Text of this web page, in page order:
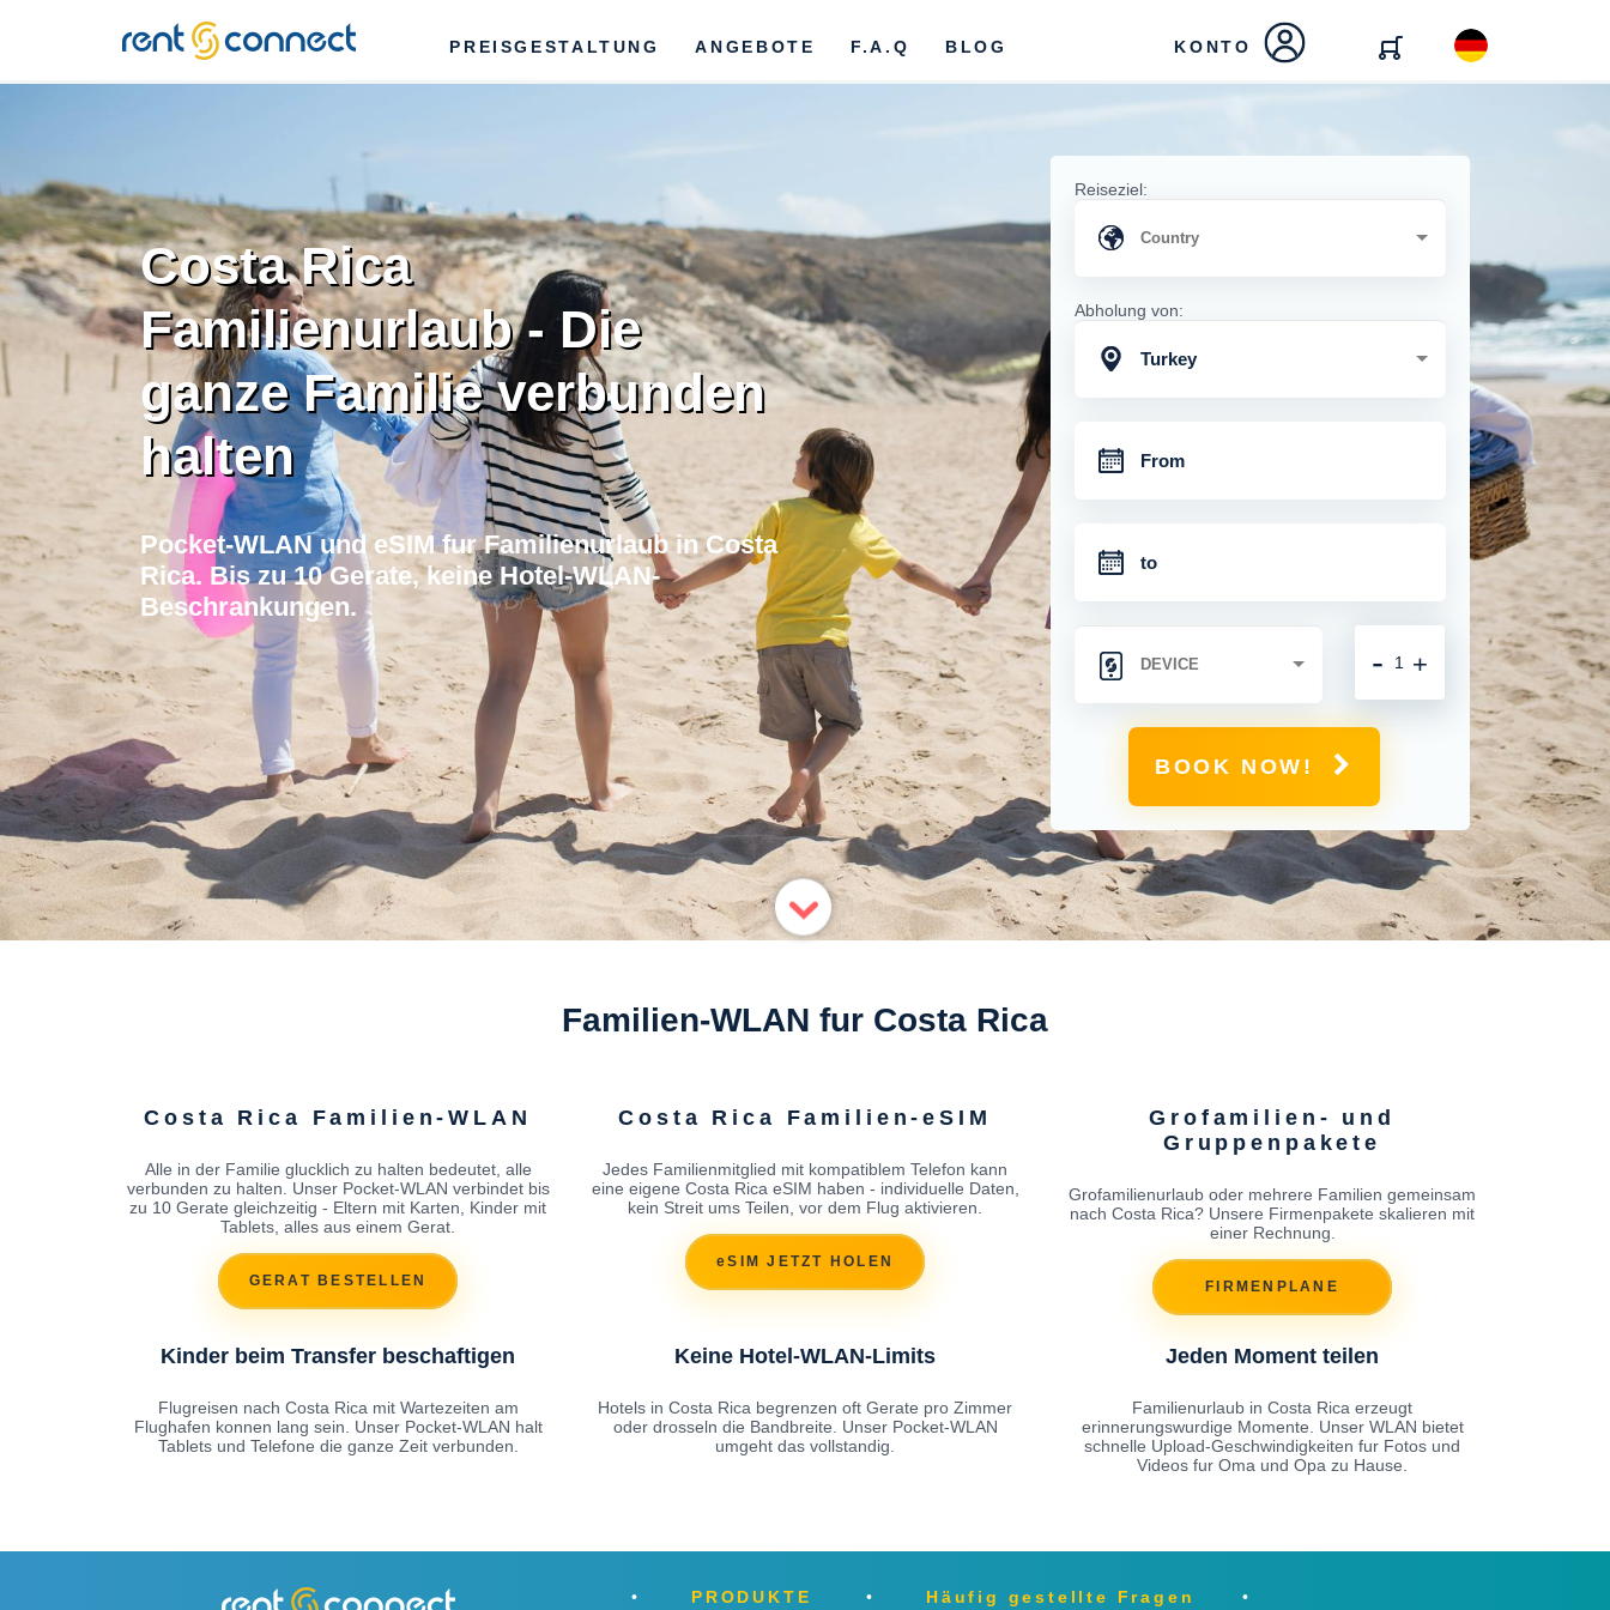
RENT'N
CONNECT
PREISGESTALTUNG ANGEBOTE F.A.Q BLOG KONTO
Costa Rica
Familienurlaub - Die
ganze Familie verbunden
halten
Pocket-WLAN und eSIM fur Familienurlaub in Costa
Rica. Bis zu 10 Gerate, keine Hotel-WLAN-
Beschrankungen.
Reiseziel:
Abholung von:
Turkey
+
-
BOOK NOW!
Familien-WLAN fur Costa Rica
Costa Rica Familien-WLAN
Alle in der Familie glucklich zu halten bedeutet, alle
verbunden zu halten. Unser Pocket-WLAN verbindet bis
zu 10 Gerate gleichzeitig - Eltern mit Karten, Kinder mit
Tablets, alles aus einem Gerat.
GERAT BESTELLEN
Costa Rica Familien-eSIM
Jedes Familienmitglied mit kompatiblem Telefon kann
eine eigene Costa Rica eSIM haben - individuelle Daten,
kein Streit ums Teilen, vor dem Flug aktivieren.
eSIM JETZT HOLEN
Grofamilien- und
Gruppenpakete
Grofamilienurlaub oder mehrere Familien gemeinsam
nach Costa Rica? Unsere Firmenpakete skalieren mit
einer Rechnung.
FIRMENPLANE
Kinder beim Transfer beschaftigen
Flugreisen nach Costa Rica mit Wartezeiten am
Flughafen konnen lang sein. Unser Pocket-WLAN halt
Tablets und Telefone die ganze Zeit verbunden.
Keine Hotel-WLAN-Limits
Hotels in Costa Rica begrenzen oft Gerate pro Zimmer
oder drosseln die Bandbreite. Unser Pocket-WLAN
umgeht das vollstandig.
Jeden Moment teilen
Familienurlaub in Costa Rica erzeugt
erinnerungswurdige Momente. Unser WLAN bietet
schnelle Upload-Geschwindigkeiten fur Fotos und
Videos fur Oma und Opa zu Hause.
PRODUKTE Häufig gestellte Fragen